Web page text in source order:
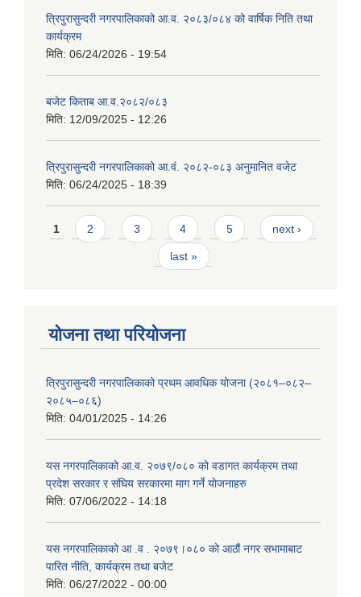
त्रिपुरासुन्दरी नगरपालिकाको आ.व. २०८३/०८४ को वार्षिक निति तथा
कार्यक्रम
मिति: 06/24/2026 - 19:54
बजेट किताब आ.व.२०८२/०८३
मिति: 12/09/2025 - 12:26
त्रिपुरासुन्दरी नगरपालिकाको आ.वं. २०८२-०८३ अनुमानित वजेट
मिति: 06/24/2025 - 18:39
Pages
1 2 3 4 5 next ›
last »
योजना तथा परियोजना
त्रिपुरासुन्दरी नगरपालिकाको प्रथम आवधिक योजना (२०८१–०८२–
२०८५–०८६)
मिति: 04/01/2025 - 14:26
यस नगरपालिकाको आ.व. २०७९/०८० को वडागत कार्यक्रम तथा
प्रदेश सरकार र संघिय सरकारमा माग गर्ने याेजनाहरु
मिति: 07/06/2022 - 14:18
यस नगरपालिकाको आ‍ .व . २०७९।०८० को आठौं नगर सभामाबाट
पारित नीति, कार्यक्रम तथा बजेट
मिति: 06/27/2022 - 00:00